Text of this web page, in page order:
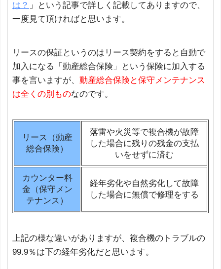
は？ 」という記事で詳しく記載してありますので、
一度見て頂ければと思います。
リースの保証というのはリース契約をすると自動で
加入になる「動産総合保険」という保険に加入する
事を言いますが、 動産総合保険と保守メンテナンス
は全くの別ものなのです。
リース（動産
総合保険）
落雷や火災等で複合機が故障
した場合に残りの残金の支払
いをせずに済む
カウンター料
金（保守メン
テナンス）
経年劣化や自然劣化して故障
した場合に無償で修理をする
上記の様な違いがありますが、複合機のトラブルの
99.9％は下の経年劣化だと思います。